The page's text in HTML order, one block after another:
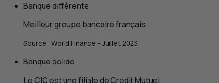
Banque différente
Meilleur groupe bancaire français.
Source : World Finance – Juillet 2023
Banque solide
LeCICest une filiale de Crédit Mutuel